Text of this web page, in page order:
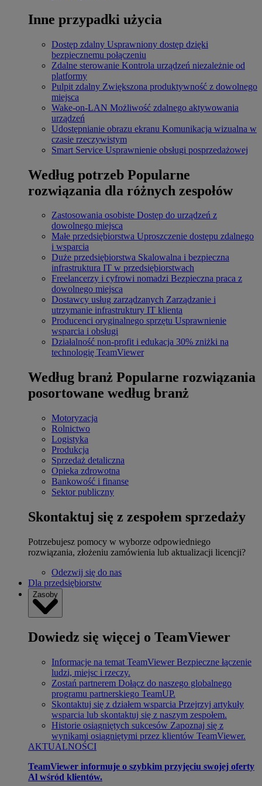
Inne przypadki użycia
Dostęp zdalny Usprawniony dostęp dzięki
bezpiecznemu połączeniu
Zdalne sterowanie Kontrola urządzeń niezależnie od
platformy
Pulpit zdalny Zwiększona produktywność z dowolnego
miejsca
Wake-on-LAN Możliwość zdalnego aktywowania
urządzeń
Udostępnianie obrazu ekranu Komunikacja wizualna w
czasie rzeczywistym
Smart Service Usprawnienie obsługi posprzedażowej
Według potrzeb Popularne
rozwiązania dla różnych zespołów
Zastosowania osobiste Dostęp do urządzeń z
dowolnego miejsca
Małe przedsiębiorstwa Uproszczenie dostępu zdalnego
i wsparcia
Duże przedsiębiorstwa Skalowalna i bezpieczna
infrastruktura IT w przedsiębiorstwach
Freelancerzy i cyfrowi nomadzi Bezpieczna praca z
dowolnego miejsca
Dostawcy usług zarządzanych Zarządzanie i
utrzymanie infrastruktury IT klienta
Producenci oryginalnego sprzętu Usprawnienie
wsparcia i obsługi
Działalność non-profit i edukacja 30% zniżki na
technologię TeamViewer
Według branż Popularne rozwiązania
posortowane według branż
Motoryzacja
Rolnictwo
Logistyka
Produkcja
Sprzedaż detaliczna
Opieka zdrowotna
Bankowość i finanse
Sektor publiczny
Skontaktuj się z zespołem sprzedaży
Potrzebujesz pomocy w wyborze odpowiedniego
rozwiązania, złożeniu zamówienia lub aktualizacji licencji?
Odezwij się do nas
Dla przedsiębiorstw
Zasoby
Dowiedz się więcej o TeamViewer
Informacje na temat TeamViewer Bezpieczne łączenie
ludzi, miejsc i rzeczy.
Zostań partnerem Dołącz do naszego globalnego
programu partnerskiego TeamUP.
Skontaktuj się z działem wsparcia Przejrzyj artykuły
wsparcia lub skontaktuj się z naszym zespołem.
Historie osiągniętych sukcesów Zapoznaj się z
wynikami osiągniętymi przez klientów TeamViewer.
AKTUALNOŚCI
TeamViewer informuje o szybkim przyjęciu swojej oferty
Al wśród klientów.